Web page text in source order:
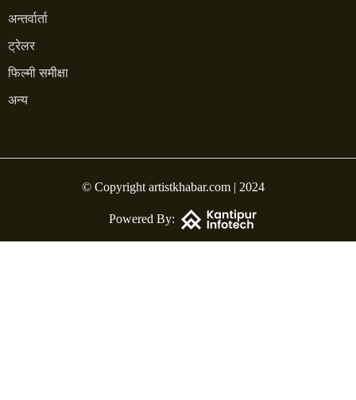
अन्तर्वार्ता
ट्रेलर
फिल्मी समीक्षा
अन्य
© Copyright artistkhabar.com | 2024
Powered By: